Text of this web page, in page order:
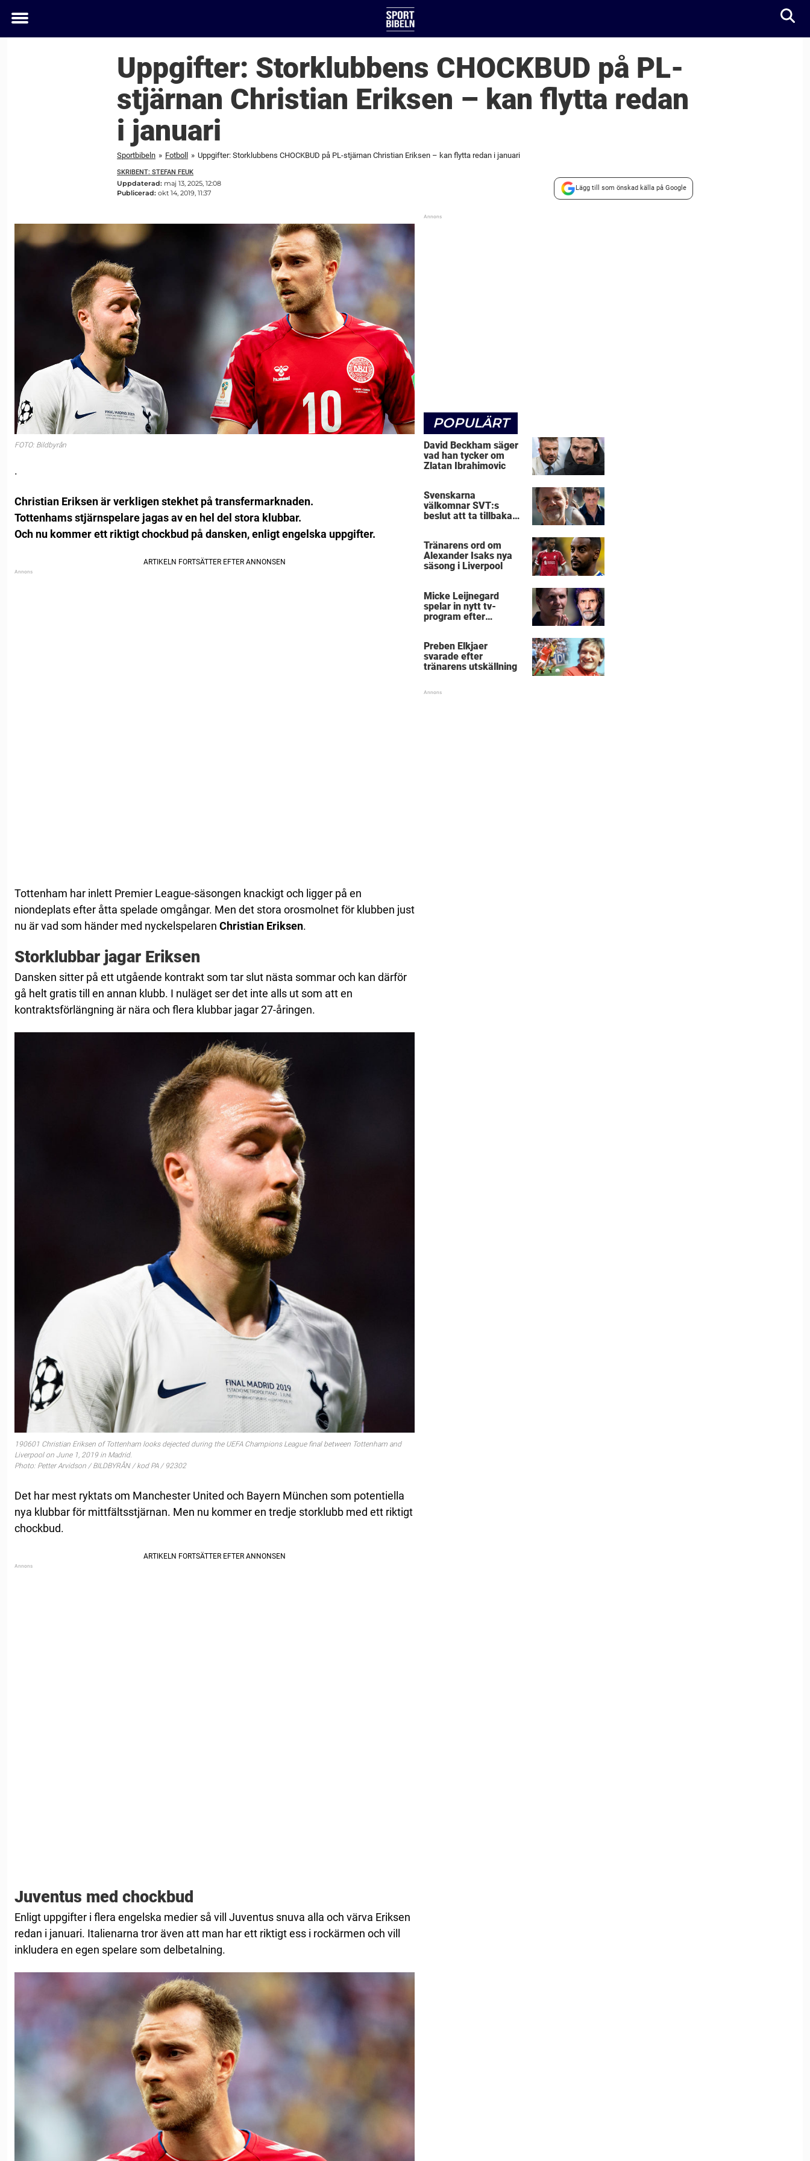
Toggle
Uppgifter: Storklubbens CHOCKBUD på PL-
stjärnan Christian Eriksen – kan flytta redan
i januari
Sportbibeln » Fotboll » Uppgifter: Storklubbens CHOCKBUD på PL-stjärnan Christian Eriksen – kan flytta redan i januari
SKRIBENT: STEFAN FEUK
Uppdaterad: maj 13, 2025, 12:08
Publicerad: okt 14, 2019, 11:37
Lägg till som önskad källa på Google
FOTO: Bildbyrån
.
Christian Eriksen är verkligen stekhet på transfermarknaden.
Tottenhams stjärnspelare jagas av en hel del stora klubbar.
Och nu kommer ett riktigt chockbud på dansken, enligt engelska uppgifter.
Tottenham har inlett Premier League-säsongen knackigt och ligger på en
niondeplats efter åtta spelade omgångar. Men det stora orosmolnet för klubben just
nu är vad som händer med nyckelspelaren Christian Eriksen.
Storklubbar jagar Eriksen
Dansken sitter på ett utgående kontrakt som tar slut nästa sommar och kan därför
gå helt gratis till en annan klubb. I nuläget ser det inte alls ut som att en
kontraktsförlängning är nära och flera klubbar jagar 27-åringen.
190601 Christian Eriksen of Tottenham looks dejected during the UEFA Champions League final between Tottenham and
Liverpool on June 1, 2019 in Madrid.
Photo: Petter Arvidson / BILDBYRÅN / kod PA / 92302
Det har mest ryktats om Manchester United och Bayern München som potentiella
nya klubbar för mittfältsstjärnan. Men nu kommer en tredje storklubb med ett riktigt
chockbud.
Juventus med chockbud
Enligt uppgifter i flera engelska medier så vill Juventus snuva alla och värva Eriksen
redan i januari. Italienarna tror även att man har ett riktigt ess i rockärmen och vill
inkludera en egen spelare som delbetalning.
POPULÄRT
David Beckham säger
vad han tycker om
Zlatan Ibrahimovic
Svenskarna
välkomnar SVT:s
beslut att ta tillbaka
Tränarens ord om
Alexander Isaks nya
säsong i Liverpool
Micke Leijnegard
spelar in nytt tv-
program efter
Preben Elkjaer
svarade efter
tränarens utskällning